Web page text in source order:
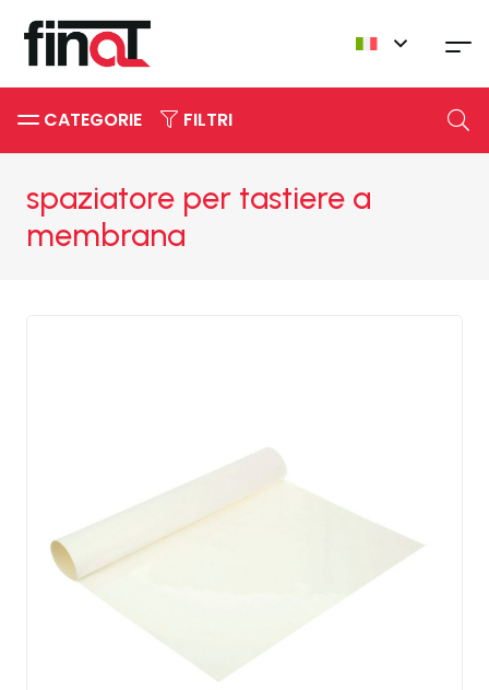
CATEGORIE FILTRI
spaziatore per tastiere a
membrana